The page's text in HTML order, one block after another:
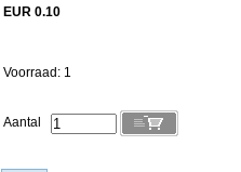
EUR 0.10
Voorraad: 1
Aantal